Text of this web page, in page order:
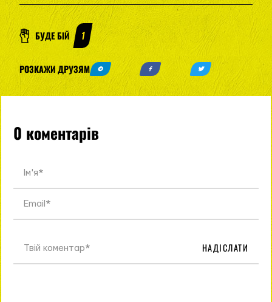
БУДЕ БІЙ 1
РОЗКАЖИ ДРУЗЯМ
0 коментарів
НАДІСЛАТИ